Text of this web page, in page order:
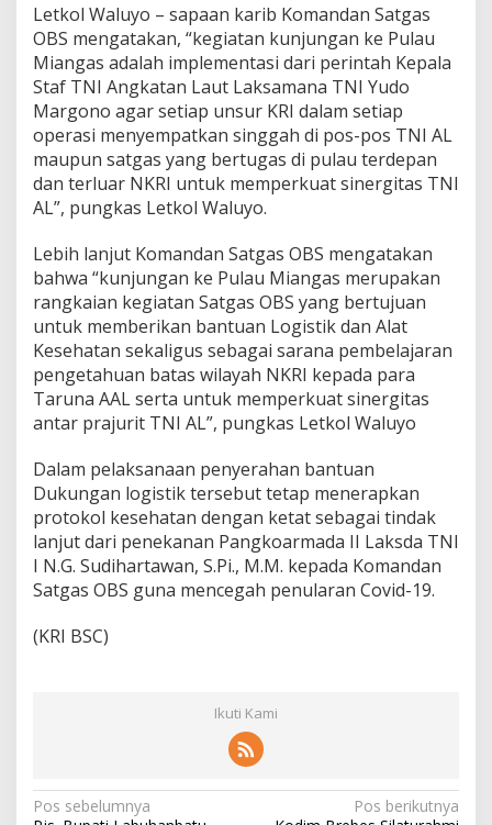
Letkol Waluyo – sapaan karib Komandan Satgas
OBS mengatakan, “kegiatan kunjungan ke Pulau
Miangas adalah implementasi dari perintah Kepala
Staf TNI Angkatan Laut Laksamana TNI Yudo
Margono agar setiap unsur KRI dalam setiap
operasi menyempatkan singgah di pos-pos TNI AL
maupun satgas yang bertugas di pulau terdepan
dan terluar NKRI untuk memperkuat sinergitas TNI
AL”, pungkas Letkol Waluyo.
Lebih lanjut Komandan Satgas OBS mengatakan
bahwa “kunjungan ke Pulau Miangas merupakan
rangkaian kegiatan Satgas OBS yang bertujuan
untuk memberikan bantuan Logistik dan Alat
Kesehatan sekaligus sebagai sarana pembelajaran
pengetahuan batas wilayah NKRI kepada para
Taruna AAL serta untuk memperkuat sinergitas
antar prajurit TNI AL”, pungkas Letkol Waluyo
Dalam pelaksanaan penyerahan bantuan
Dukungan logistik tersebut tetap menerapkan
protokol kesehatan dengan ketat sebagai tindak
lanjut dari penekanan Pangkoarmada II Laksda TNI
I N.G. Sudihartawan, S.Pi., M.M. kepada Komandan
Satgas OBS guna mencegah penularan Covid-19.
(KRI BSC)
Ikuti Kami
N
Pos sebelumnya
Pos berikutnya